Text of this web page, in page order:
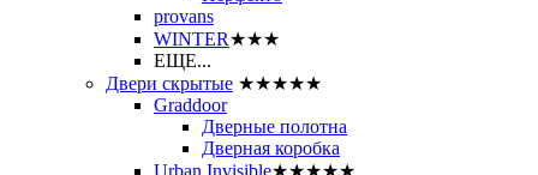
provans
WINTER★★★
ЕЩЕ...
Двери скрытые ★★★★★
Graddoor
Дверные полотна
Дверная коробка
Urban Invisible★★★★★